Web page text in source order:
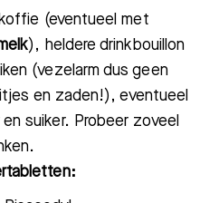
(eventueel met
), heldere drinkbouillon
(vezelarm dus geen
en zaden!), eventueel
suiker. Probeer zoveel